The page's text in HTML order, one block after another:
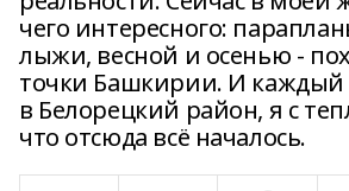
чего интересного:
лыжи, весной и осенью -
точки Башкирии. И каждый
в Белорецкий район, я с
что отсюда всё началось.